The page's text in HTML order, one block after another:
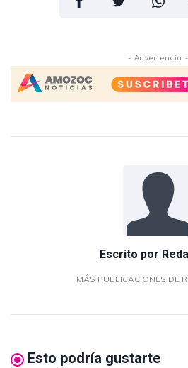
- Advertencia -
Escrito por
MÁS PUBLICACIONES DE
Esto podría gustarte